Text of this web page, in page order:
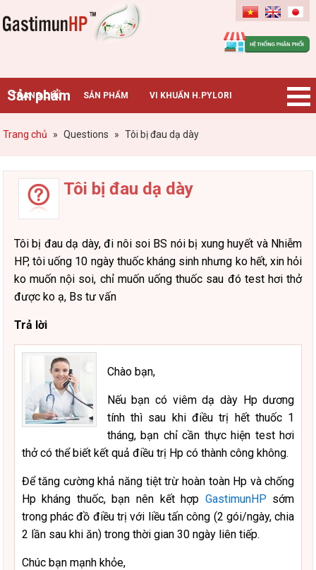
Gastimunhp
Sản phẩm
TRANG CHỦ SẢN PHẨM VI KHUẨN H.PYLORI
BỆNH DẠ DÀY TIN TỨC – SỰ KIỆN HƯỚNG DẪN MUA HÀNG
Trang chủ » Questions » Tôi bị đau dạ dày
Tôi bị đau dạ dày
Tôi bị đau dạ dày, đi nôi soi BS nói bị xung huyết và Nhiễm
HP, tôi uống 10 ngày thuốc kháng sinh nhưng ko hết, xin hỏi
ko muốn nội soi, chỉ muốn uống thuốc sau đó test hơi thở
được ko ạ, Bs tư vấn
Trả lời
Chào bạn,
Nếu bạn có viêm dạ dày Hp dương
tính thì sau khi điều trị hết thuốc 1
tháng, bạn chỉ cần thực hiện test hơi
thở có thể biết kết quả điều trị Hp có thành công không.
Để tăng cường khả năng tiệt trừ hoàn toàn Hp và chống
Hp kháng thuốc, bạn nên kết hợp GastimunHP sớm
trong phác đồ điều trị với liều tấn công (2 gói/ngày, chia
2 lần sau khi ăn) trong thời gian 30 ngày liên tiếp.
Chúc bạn mạnh khỏe,